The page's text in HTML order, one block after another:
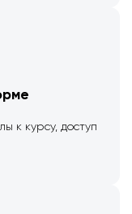
к курсу, доступ